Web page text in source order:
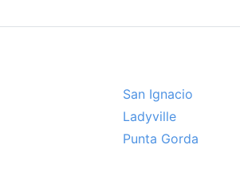
San Ignacio
Ladyville
Punta Gorda